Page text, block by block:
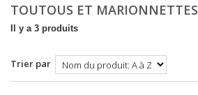
TOUTOUS ET MARIONNETTES
Il y a 3 produits
Trier par